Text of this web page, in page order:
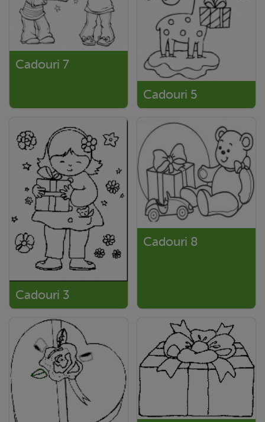
Cadouri 7
Cadouri 5
Cadouri 3
Cadouri 8